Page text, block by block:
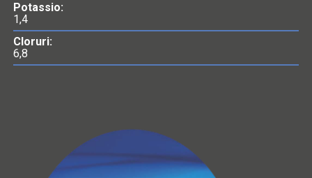
Potassio:
1,4
Cloruri:
6,8